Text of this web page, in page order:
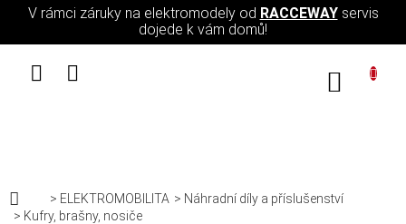
Přejít na obsah
V rámci záruky na elektromodely od RACCEWAYservis
dojede k vám domů!
Domů
ELEKTROMOBILITA
Náhradní díly a příslušenství
Kufry, brašny, nosiče